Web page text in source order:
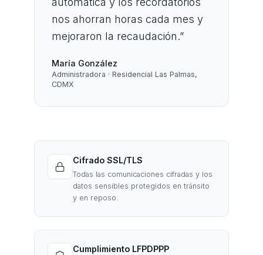
nos ahorran horas cada mes y
mejoraron la recaudación.”
María González
Administradora · Residencial Las Palmas,
CDMX
Cifrado SSL/TLS
Todas las comunicaciones cifradas y los
datos sensibles protegidos en tránsito
y en reposo.
Cumplimiento LFPDPPP